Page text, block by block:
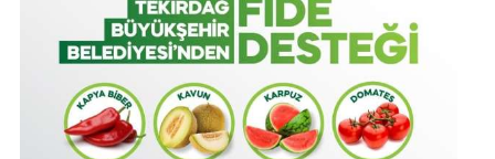
SİYASET
EKONOMİ
DÜNYA